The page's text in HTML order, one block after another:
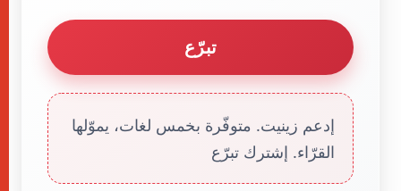
تبرّع
إدعم زينيت. متوفّرة بخمس لغات، يموّلها
القرّاء. إشترك تبرّع